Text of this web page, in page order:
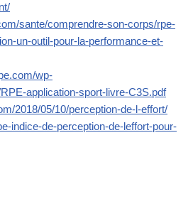
sante/comprendre-son-corps/rpe-
un-outil-pour-la-performance-et-
wp-
application-sport-livre-C3S.pdf
2018/05/10/perception-de-l-effort/
indice-de-perception-de-leffort-pour-